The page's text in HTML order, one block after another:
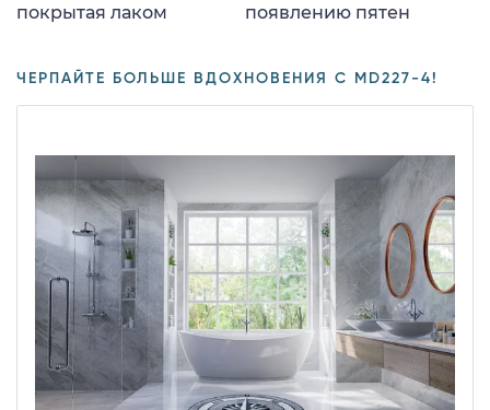
покрытая лаком появлению пятен
ЧЕРПАЙТЕ БОЛЬШЕ ВДОХНОВЕНИЯ С MD227-4!